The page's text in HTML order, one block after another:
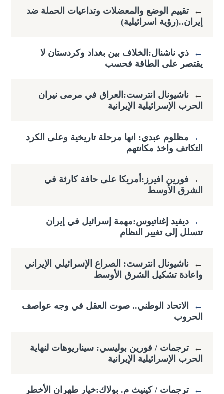
← تقييم الوضع والمعضلات وتداعيات الحملة ضد
إيران..(رؤية اسرائيلية)
←
ذي ناشنال:الخلاف بين بغداد وكردستان لا
يقتصر على الطاقة فحسب
←
ناشيونال انترست:العراق في مرمى نيران
الحرب الإسرائيلية الإيرانية
←
مظلوم عبدي: انها مرحلة تاريخية وعلى الكرد
التكاتف واخذ مكانتهم
←
فورين افيرز:أمريكا على حافة كارثة في
الشرق الأوسط
←
ديفيد إغناتيوس:مهمة إسرائيل في إيران
تتسلل إلى تغيير النظام
←
ناشيونال انترست: الصراع الإسرائيلي الإيراني
واعادة تشكيل الشرق الأوسط
←
الاتحاد الوطني.. صوت العقل في وجه عواصف
الحروب
← ترجمات / فورين بوليسي: سيناريوهات لنهاية
الحرب الإسرائيلية الإيرانية
← ترجمات / كينيث م. بولاك:خيار طهران الأخطر